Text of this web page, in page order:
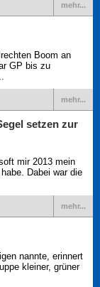
mehr...
Boom an
GP bis zu
mehr...
setzen zur
mir 2013 mein
Dabei war die
mehr...
nannte, erinnert
kleiner, grüner